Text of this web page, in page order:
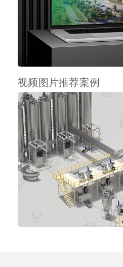
视频图片推荐案例